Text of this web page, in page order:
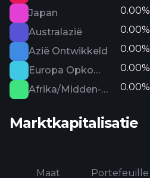
Japan
0.00%
Australazië
0.00%
Azië Ontwikkeld
0.00%
Europa Opkomend
0.00%
Afrika/Midden-Oosten
0.00%
Marktkapitalisatie
Maat Portefeuille